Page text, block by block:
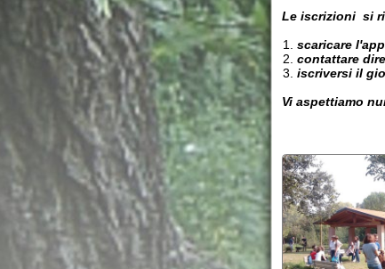
Vi aspettiamo numerosi!